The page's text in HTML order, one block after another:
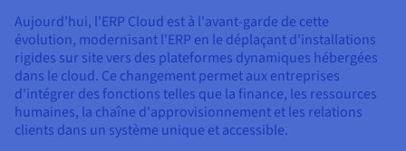
Aujourd'hui, l'ERP Cloud est à l'avant-garde de cette
évolution, modernisant l'ERP en le déplaçant d'installations
rigides sur site vers des plateformes dynamiques hébergées
dans le cloud. Ce changement permet aux entreprises
d'intégrer des fonctions telles que la finance, les ressources
humaines, la chaîne d'approvisionnement et les relations
clients dans un système unique et accessible.